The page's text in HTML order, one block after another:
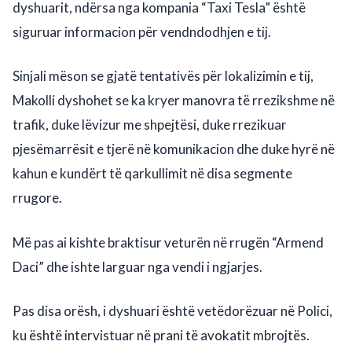
dyshuarit, ndërsa nga kompania “Taxi Tesla” është
siguruar informacion për vendndodhjen e tij.
Sinjali mëson se gjatë tentativës për lokalizimin e tij,
Makolli dyshohet se ka kryer manovra të rrezikshme në
trafik, duke lëvizur me shpejtësi, duke rrezikuar
pjesëmarrësit e tjerë në komunikacion dhe duke hyrë në
kahun e kundërt të qarkullimit në disa segmente
rrugore.
Më pas ai kishte braktisur veturën në rrugën “Armend
Daci” dhe ishte larguar nga vendi i ngjarjes.
Pas disa orësh, i dyshuari është vetëdorëzuar në Polici,
ku është intervistuar në prani të avokatit mbrojtës.